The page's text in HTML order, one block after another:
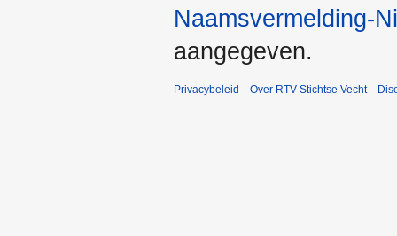
Naamsvermelding-
aangegeven.
Privacybeleid Over RTV Stichtse Vecht